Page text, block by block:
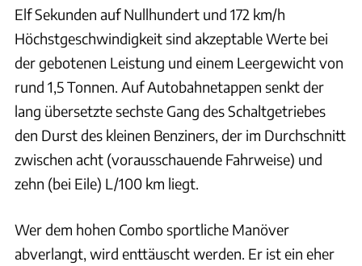
Elf Sekunden auf Nullhundert und 172 km/h
Höchstgeschwindigkeit sind akzeptable Werte bei
der gebotenen Leistung und einem Leergewicht von
rund 1,5 Tonnen. Auf Autobahnetappen senkt der
lang übersetzte sechste Gang des Schaltgetriebes
den Durst des kleinen Benziners, der im Durchschnitt
zwischen acht (vorausschauende Fahrweise) und
zehn (bei Eile) L/100 km liegt.
Wer dem hohen Combo sportliche Manöver
abverlangt, wird enttäuscht werden. Er ist ein eher